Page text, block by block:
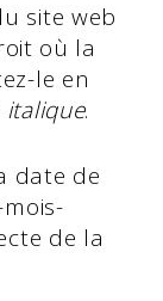
site web
où la
le en
italique.
date de
de la